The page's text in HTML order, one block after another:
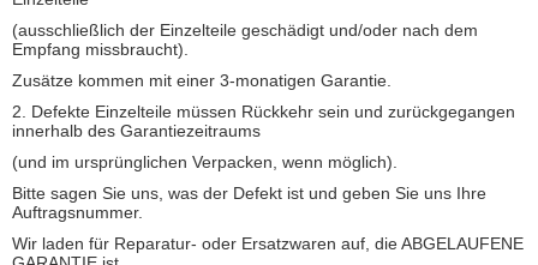
(ausschließlich der Einzelteile geschädigt und/oder nach dem
Empfang missbraucht).
Zusätze kommen mit einer 3-monatigen Garantie.
2. Defekte Einzelteile müssen Rückkehr sein und zurückgegangen
innerhalb des Garantiezeitraums
(und im ursprünglichen Verpacken, wenn möglich).
Bitte sagen Sie uns, was der Defekt ist und geben Sie uns Ihre
Auftragsnummer.
Wir laden für Reparatur- oder Ersatzwaren auf, die ABGELAUFENE